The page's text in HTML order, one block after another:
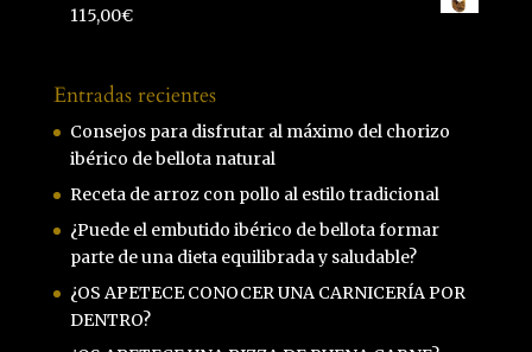
115,00€
Entradas recientes
Consejos para disfrutar al máximo del chorizo
ibérico de bellota natural
Receta de arroz con pollo al estilo tradicional
¿Puede el embutido ibérico de bellota formar
parte de una dieta equilibrada y saludable?
¿OS APETECE CONOCER UNA CARNICERÍA POR
DENTRO?